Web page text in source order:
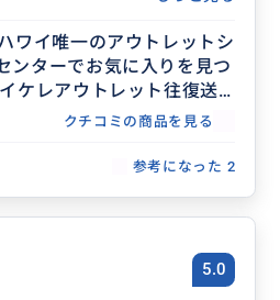
ワイ唯一のアウトレットシ
ンターでお気に入りを見つ
ケレアウトレット往復送
クチコミの商品を見る
参考になった 2
5.0